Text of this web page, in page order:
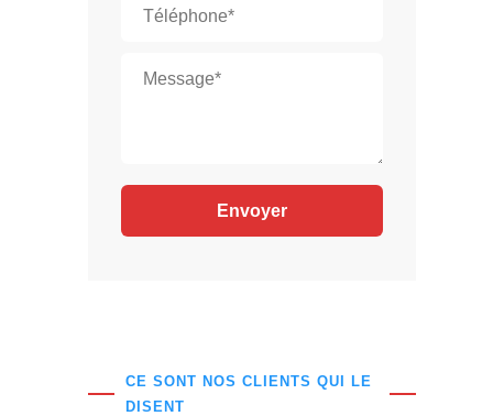
CE SONT NOS CLIENTS QUI LE
DISENT